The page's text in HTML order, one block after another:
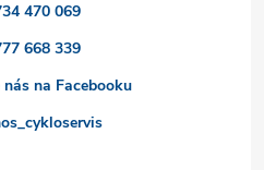
470 069
668 339
na Facebooku